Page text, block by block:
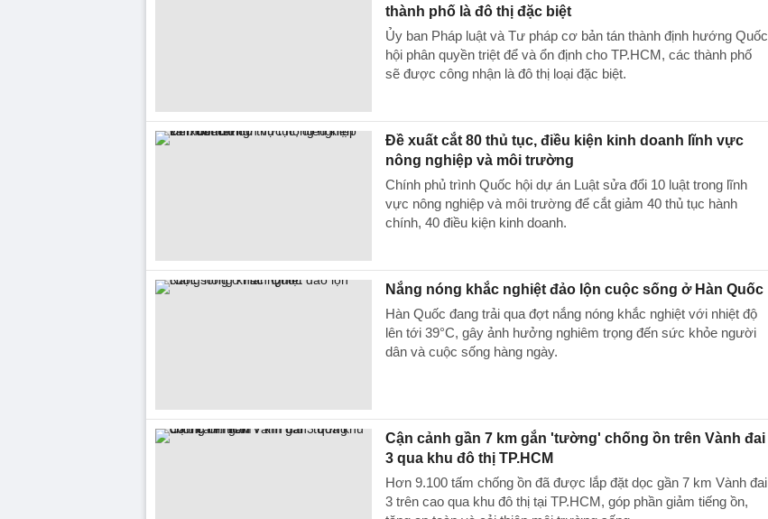
thành phố là đô thị đặc biệt
Ủy ban Pháp luật và Tư pháp cơ bản tán thành định hướng Quốc
hội phân quyền triệt để và ổn định cho TP.HCM, các thành phố
sẽ được công nhận là đô thị loại đặc biệt.
Đề xuất cắt 80 thủ tục, điều kiện kinh doanh lĩnh vực
nông nghiệp và môi trường
Chính phủ trình Quốc hội dự án Luật sửa đổi 10 luật trong lĩnh
vực nông nghiệp và môi trường để cắt giảm 40 thủ tục hành
chính, 40 điều kiện kinh doanh.
Nắng nóng khắc nghiệt đảo lộn cuộc sống ở Hàn Quốc
Hàn Quốc đang trải qua đợt nắng nóng khắc nghiệt với nhiệt độ
lên tới 39°C, gây ảnh hưởng nghiêm trọng đến sức khỏe người
dân và cuộc sống hàng ngày.
Cận cảnh gần 7 km gắn 'tường' chống ồn trên Vành đai
3 qua khu đô thị TP.HCM
Hơn 9.100 tấm chống ồn đã được lắp đặt dọc gần 7 km Vành đai
3 trên cao qua khu đô thị tại TP.HCM, góp phần giảm tiếng ồn,